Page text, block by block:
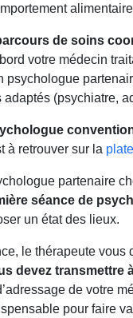
de soins
votre médecin
psychologue
(psychiatre,
à retrouver sur la
partenaire
séance de
un état des lieux.
le thérapeute vous
devez transmettre
de votre
pour faire